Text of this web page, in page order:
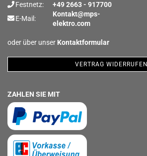
Festnetz:
+49 2663 - 917700
E-Mail:
Kontakt@mps-
elektro.com
oder über unser Kontaktformular
VERTRAG WIDERRUFEN
ZAHLEN SIE MIT